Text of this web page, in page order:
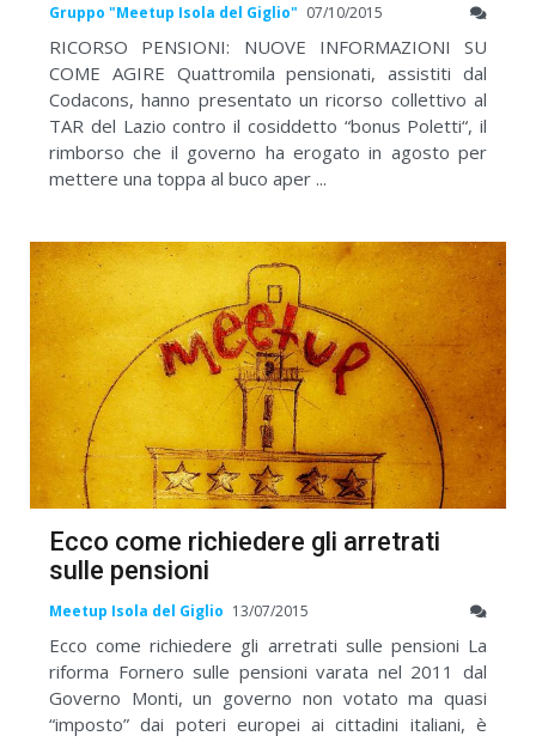
Gruppo "Meetup Isola del Giglio" 07/10/2015
RICORSO PENSIONI: NUOVE INFORMAZIONI SU
COME AGIRE Quattromila pensionati, assistiti dal
Codacons, hanno presentato un ricorso collettivo al
TAR del Lazio contro il cosiddetto “bonus Poletti“, il
rimborso che il governo ha erogato in agosto per
mettere una toppa al buco aper ...
Ecco come richiedere gli arretrati
sulle pensioni
Meetup Isola del Giglio 13/07/2015
Ecco come richiedere gli arretrati sulle pensioni La
riforma Fornero sulle pensioni varata nel 2011 dal
Governo Monti, un governo non votato ma quasi
“imposto” dai poteri europei ai cittadini italiani, è